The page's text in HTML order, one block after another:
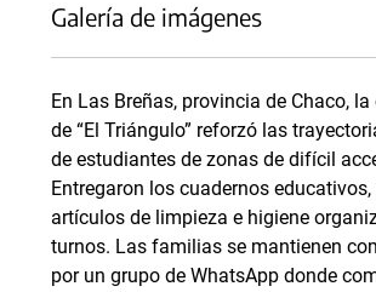
Galería de imágenes
En Las Breñas, provincia de Chaco,
de “El Triángulo” reforzó las
de estudiantes de zonas de difícil
Entregaron los cuadernos
artículos de limpieza e higiene
turnos. Las familias se mantienen
por un grupo de WhatsApp donde